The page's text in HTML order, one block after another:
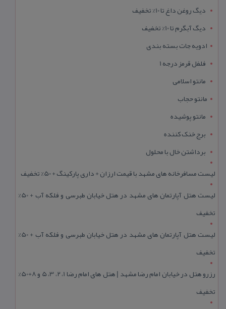
دیگ روغن داغ تا 10% تخفیف
دیگ آبگرم تا 10% تخفیف
ادویه جات بسته بندی
فلفل قرمز درجه 1
مانتو اسلامی
مانتو حجاب
مانتو پوشیده
برج خنک کننده
برداشتن خال با محلول
لیست مسافرخانه های مشهد با قیمت ارزان + داری پارکینگ + 50% تخفیف
لیست هتل آپارتمان های مشهد در هتل خیابان طبرسی و فلکه آب + 50%
تخفیف
لیست هتل آپارتمان های مشهد در هتل خیابان طبرسی و فلکه آب + 50%
تخفیف
رزرو هتل در خیابان امام رضا مشهد | هتل‌ های امام رضا 1، 2، 3، 5 و 8+50%
تخفیف